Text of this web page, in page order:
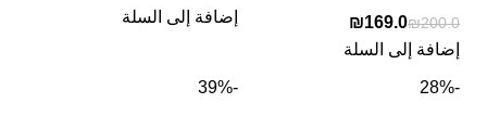
₪200.0
₪169.0
إضافة إلى السلة
إضافة إلى السلة
-28%
-39%